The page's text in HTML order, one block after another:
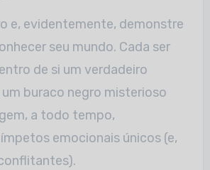
e, evidentemente, demonstre
seu mundo. Cada ser
de si um verdadeiro
buraco negro misterioso
a todo tempo,
emocionais únicos (e,